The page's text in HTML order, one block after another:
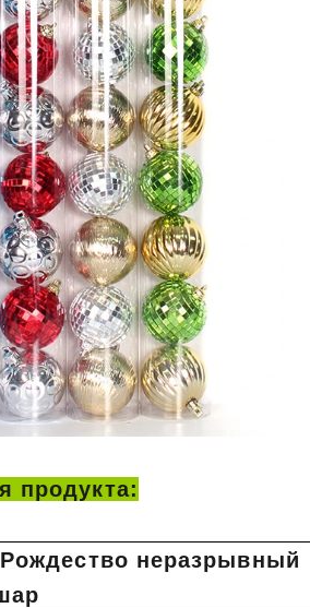
продукта:
Рождество неразрывный